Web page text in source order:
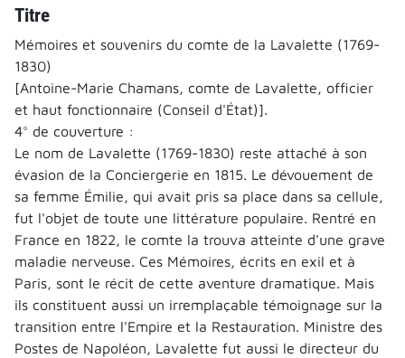
Titre
Mémoires et souvenirs du comte de la Lavalette (1769-
1830)
[Antoine-Marie Chamans, comte de Lavalette, officier
et haut fonctionnaire (Conseil d'État)].
4° de couverture :
Le nom de Lavalette (1769-1830) reste attaché à son
évasion de la Conciergerie en 1815. Le dévouement de
sa femme Émilie, qui avait pris sa place dans sa cellule,
fut l'objet de toute une littérature populaire. Rentré en
France en 1822, le comte la trouva atteinte d'une grave
maladie nerveuse. Ces Mémoires, écrits en exil et à
Paris, sont le récit de cette aventure dramatique. Mais
ils constituent aussi un irremplaçable témoignage sur la
transition entre l'Empire et la Restauration. Ministre des
Postes de Napoléon, Lavalette fut aussi le directeur du